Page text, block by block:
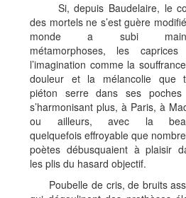
Si, depuis Baudelaire, le
des mortels ne s’est guère
monde a subi
métamorphoses, les
l’imagination comme la
douleur et la mélancolie que
piéton serre dans ses
s’harmonisant plus, à Paris, à
ou ailleurs, avec la
quelquefois effroyable que
poètes débusquaient à plaisir
les plis du hasard objectif.
Poubelle de cris, de bruits